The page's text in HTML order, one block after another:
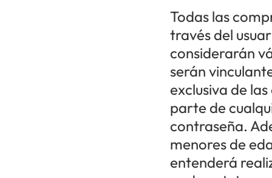
Todas las
través del
considerarán
serán
exclusiva de
parte de
contraseña.
menores de
entenderá